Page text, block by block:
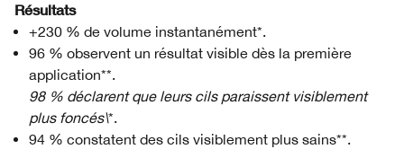
Résultats
+230 % de volume instantanément*.
96 % observent un résultat visible dès la première
application**.
98 % déclarent que leurs cils paraissent visiblement
plus foncés\*.
94 % constatent des cils visiblement plus sains**.